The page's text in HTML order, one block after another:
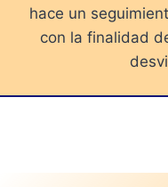
hace un
con la finalidad